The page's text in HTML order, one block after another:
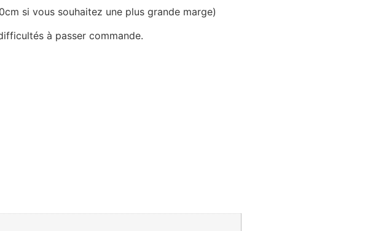
si vous souhaitez une plus grande marge)
à passer commande.